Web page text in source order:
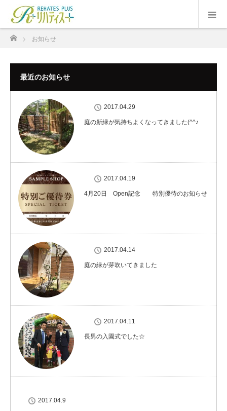
ホーム
お知らせ
最近のお知らせ
2017.04.29
庭の新緑が気持ちよくなってきました(^^♪
2017.04.19
4月20日 Open記念 特別優待のお知らせ
2017.04.14
庭の緑が芽吹いてきました
2017.04.11
長男の入園式でした☆
2017.04.9